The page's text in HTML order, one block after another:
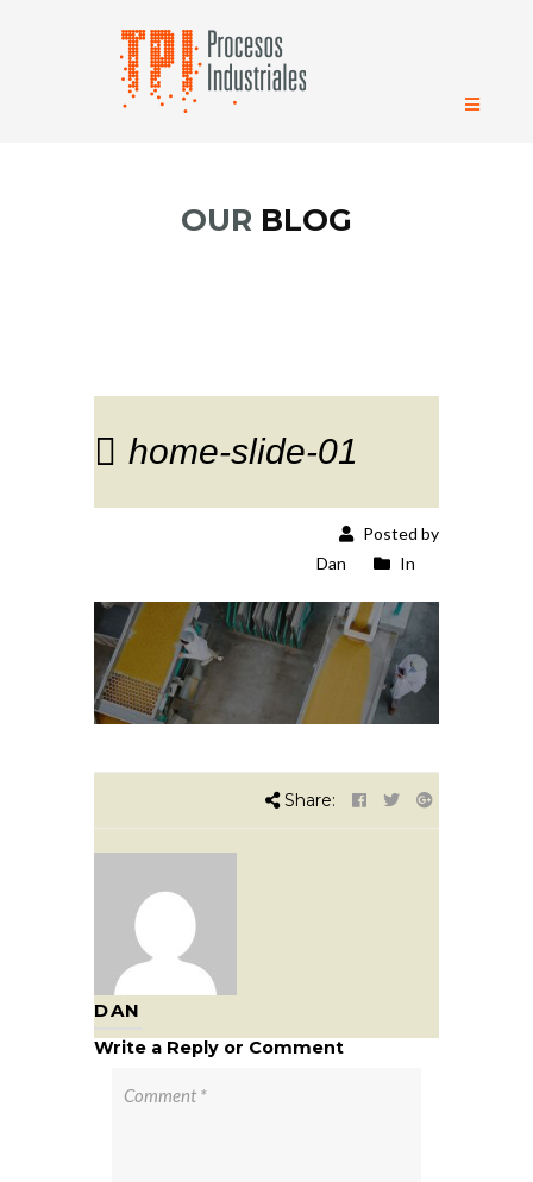
OUR BLOG
home-slide-01
Posted by
Dan
In
Share:
DAN
Write a Reply or Comment